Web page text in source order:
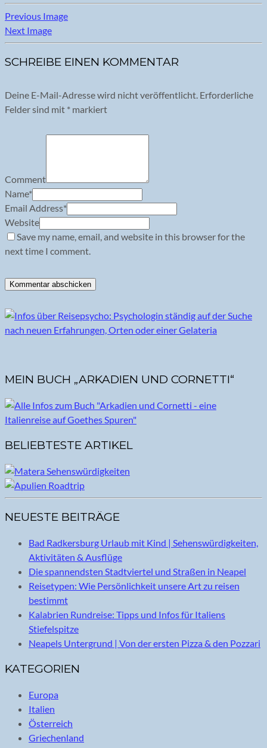
Previous Image
Next Image
SCHREIBE EINEN KOMMENTAR
Deine E-Mail-Adresse wird nicht veröffentlicht. Erforderliche
Felder sind mit * markiert
Comment
Name*
Email Address*
Website
Save my name, email, and website in this browser for the
next time I comment.
MEIN BUCH „ARKADIEN UND CORNETTI“
BELIEBTESTE ARTIKEL
NEUESTE BEITRÄGE
Bad Radkersburg Urlaub mit Kind | Sehenswürdigkeiten,
Aktivitäten & Ausflüge
Die spannendsten Stadtviertel und Straßen in Neapel
Reisetypen: Wie Persönlichkeit unsere Art zu reisen
bestimmt
Kalabrien Rundreise: Tipps und Infos für Italiens
Stiefelspitze
Neapels Untergrund | Von der ersten Pizza & den Pozzari
KATEGORIEN
Europa
Italien
Österreich
Griechenland